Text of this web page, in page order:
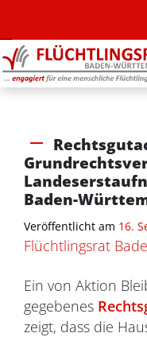
Baden-
Veröffentlicht am 16.
Flüchtlingsrat
Ein von Aktion
gegebenes
zeigt, dass die